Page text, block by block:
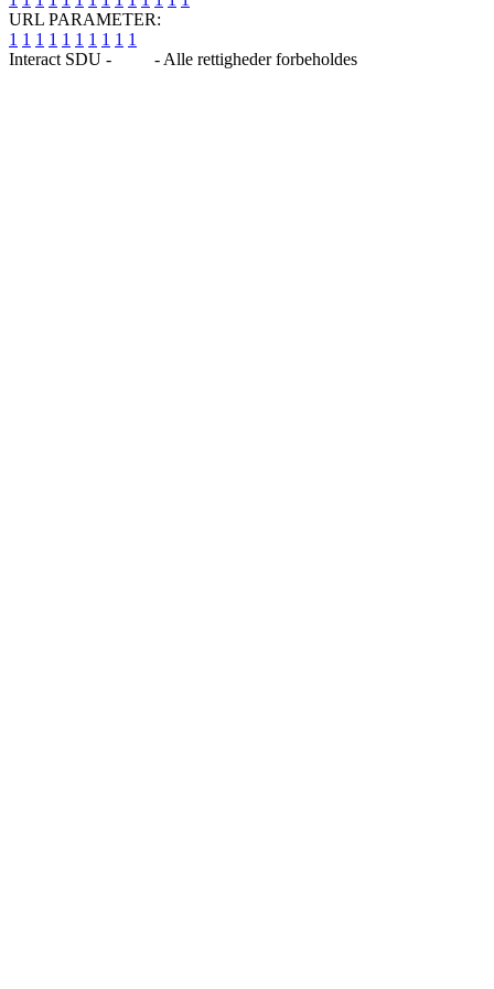
URL PARAMETER:
1 1 1 1 1 1 1 1 1 1
Interact SDU -
- Alle rettigheder forbeholdes